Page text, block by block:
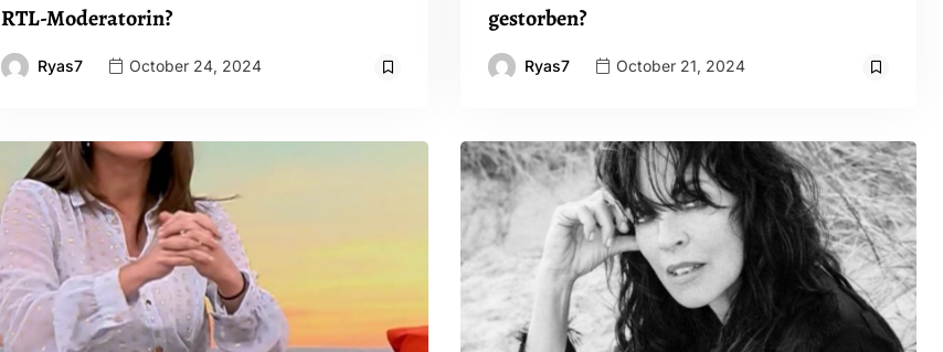
RTL-Moderatorin?
Ryas7 October 24, 2024
gestorben?
Ryas7 October 21, 2024